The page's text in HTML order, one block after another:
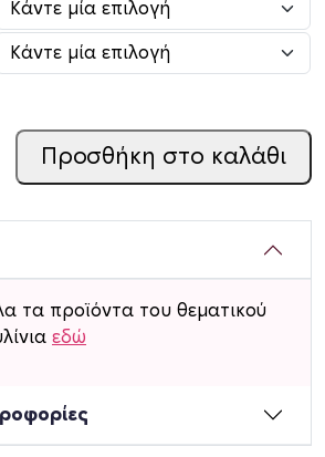
Προσθήκη στο καλάθι
τα προϊόντα του θεματικού
εδώ